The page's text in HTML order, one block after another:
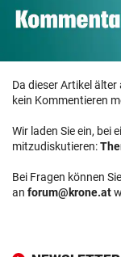
Da dieser Artikel
kein Kommentieren
Wir laden Sie ein, bei
mitzudiskutieren:
Bei Fragen können
an forum@krone.at